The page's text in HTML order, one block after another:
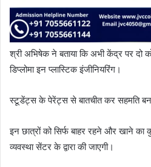
श्री अभिषेक ने बताया कि अभी केंद्र पर दो
डिप्लोमा इन प्लास्टिक इंजीनियरिंग।
स्टूडेंट्स के पेरेंट्स से बातचीत कर सहमति
इन छात्रों को सिर्फ बाहर रहने और खाने
व्यवस्था सेंटर के द्वारा की जाएगी।